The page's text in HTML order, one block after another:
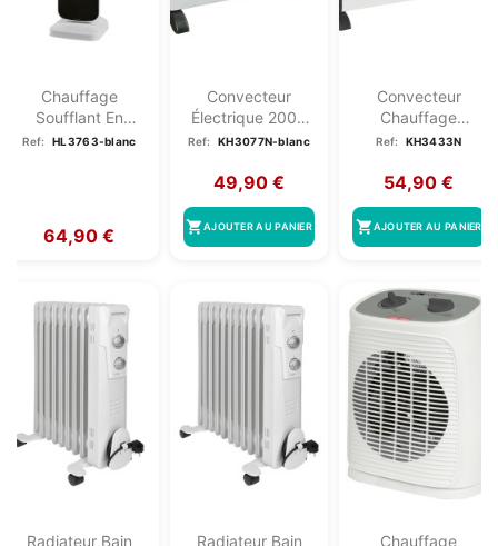
Chauffage
Soufflant En
Céramique Tactile
Ref: HL3763-blanc
64,90 €
Convecteur
Électrique 2000
W Clatronic KH
Ref: KH3077N-blanc
49,90 €
shopping_cartAJOUTER AU PANIER
Convecteur
Chauffage
Électrique 2000
Ref: KH3433N
54,90 €
shopping_cartAJOUTER AU PANIER
Radiateur Bain
Radiateur Bain
Chauffage